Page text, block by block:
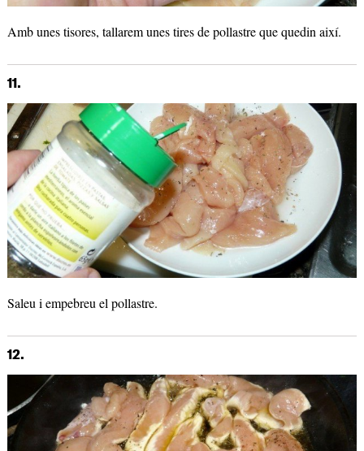
Amb unes tisores, tallarem unes tires de pollastre que quedin així.
11.
Saleu i empebreu el pollastre.
12.